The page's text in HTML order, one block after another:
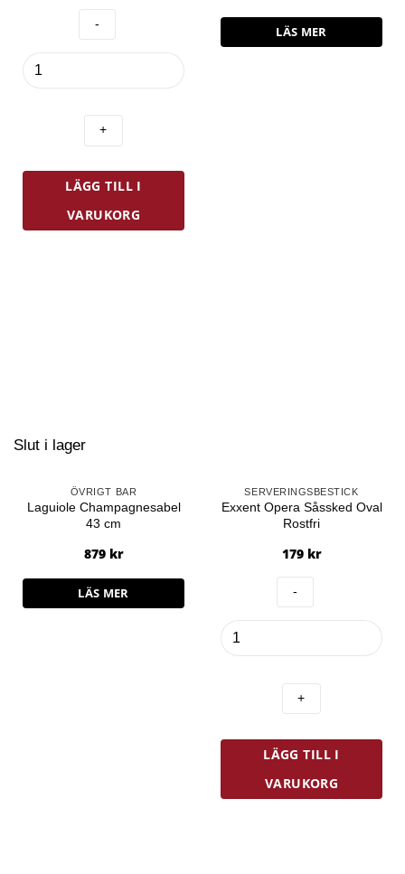
Grytunderlägg
mängd
LÄGG TILL I
VARUKORG
LÄS MER
Slut i lager
ÖVRIGT BAR
Laguiole Champagnesabel
43 cm
879 kr
LÄS MER
SERVERINGSBESTICK
Exxent Opera Såssked Oval
Rostfri
179 kr
Exxent
Opera
LÄGG TILL I
VARUKORG